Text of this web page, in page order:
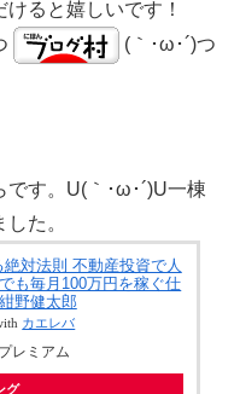
ると嬉しいです！
(｀･ω･´)つ
す。U(｀･ω･´)U一棟
た。
対法則 不動産投資で人
も毎月100万円を稼ぐ仕
野健太郎
カエレバ
レミアム
グ